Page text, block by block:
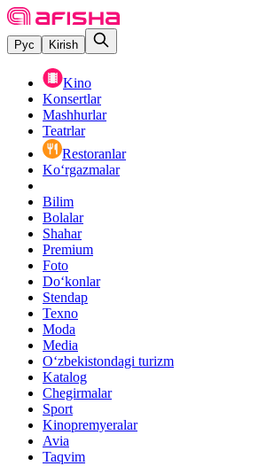
Рус Kirish
Kino
Konsertlar
Mashhurlar
Teatrlar
Restoranlar
Ko‘rgazmalar
Bilim
Bolalar
Shahar
Premium
Foto
Do‘konlar
Stendap
Texno
Moda
Media
O‘zbekistondagi turizm
Katalog
Chegirmalar
Sport
Kinopremyeralar
Avia
Taqvim